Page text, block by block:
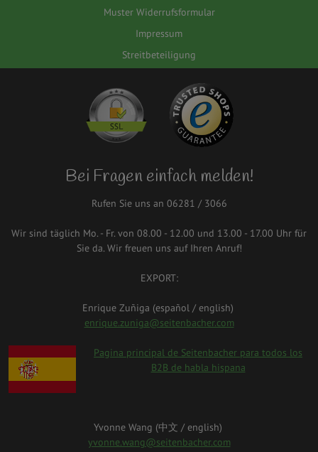
Muster Widerrufsformular
Impressum
Streitbeteiligung
Bei Fragen einfach melden!
Rufen Sie uns an 06281 / 3066
Wir sind täglich Mo. - Fr. von 08.00 - 12.00 und 13.00 - 17.00 Uhr für
Sie da. Wir freuen uns auf Ihren Anruf!
EXPORT:
Enrique Zuñiga (español / english)
enrique.zuniga@seitenbacher.com
spanien.png
Pagina principal de Seitenbacher para todos los
B2B de habla hispana
Yvonne Wang (中⽂ / english)
yvonne.wang@seitenbacher.com